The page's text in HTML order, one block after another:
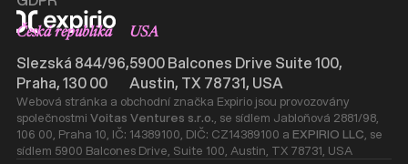
Česká republika
Slezská 844/96,
Praha, 130 00
USA
5900 Balcones Drive Suite 100,
Austin, TX 78731, USA
Webová stránka a obchodní značka Expirio jsou provozovány
společnostmi Voitas Ventures s.r.o., se sídlem Jabloňová 2881/98,
106 00, Praha 10, IČ: 14389100, DIČ: CZ14389100 a EXPIRIO LLC, se
sídlem 5900 Balcones Drive, Suite 100, Austin, TX 78731, USA